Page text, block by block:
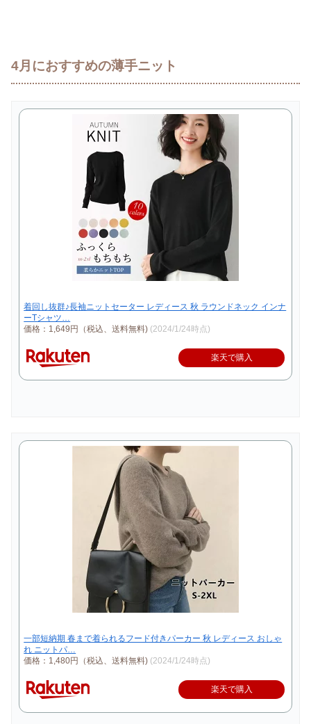
4月におすすめの薄手ニット
着回し抜群♪長袖ニットセーター レディース 秋 ラウンドネック インナ
ーTシャツ…
価格：1,649円（税込、送料無料) (2024/1/24時点)
楽天で購入
一部短納期 春まで着られるフード付きパーカー 秋 レディース おしゃ
れ ニットパ…
価格：1,480円（税込、送料無料) (2024/1/24時点)
楽天で購入